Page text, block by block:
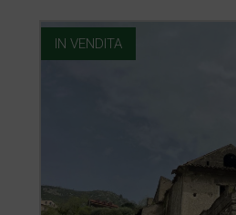
IN VENDITA